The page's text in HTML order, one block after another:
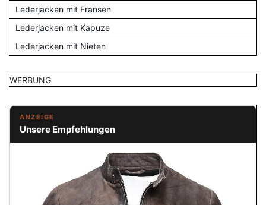
Lederjacken mit Fransen
Lederjacken mit Kapuze
Lederjacken mit Nieten
WERBUNG
ANZEIGE
Unsere Empfehlungen